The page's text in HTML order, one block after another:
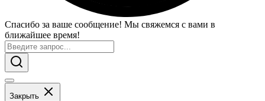
Спасибо за ваше сообщение! Мы свяжемся с вами в
ближайшее время!
Закрыть